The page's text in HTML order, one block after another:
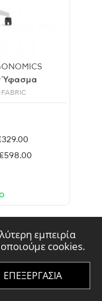
εμπειρία
cookies.
ΕΠΕΞΕΡΓΑΣΙΑ
Ύφασμα